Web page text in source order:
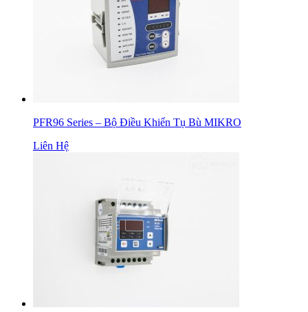
PFR96 Series – Bộ Điều Khiển Tụ Bù MIKRO
Liên Hệ